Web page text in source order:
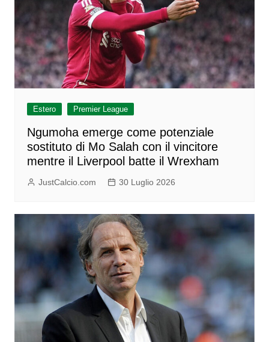
Estero Premier League
Ngumoha emerge come potenziale
sostituto di Mo Salah con il vincitore
mentre il Liverpool batte il Wrexham
JustCalcio.com 30 Luglio 2026